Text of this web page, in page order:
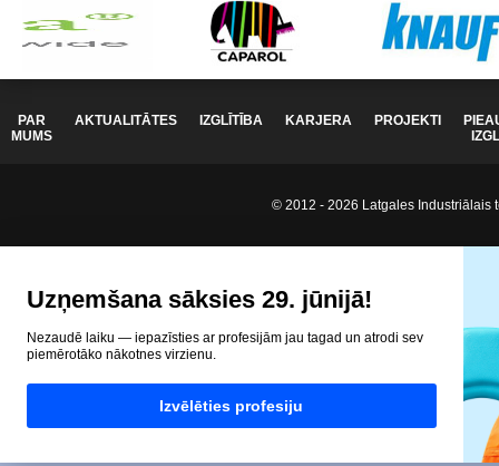
PAR
MUMS
AKTUALITĀTES IZGLĪTĪBA KARJERA PROJEKTI
© 2012 - 2026 Latgales Industriālais
Uzņemšana sāksies 29. jūnijā!
Nezaudē laiku — iepazīsties ar profesijām jau tagad un atrodi sev
piemērotāko nākotnes virzienu.
Izvēlēties profesiju